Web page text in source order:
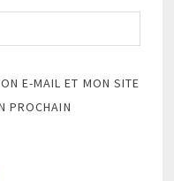
E-MAIL ET MON SITE
PROCHAIN